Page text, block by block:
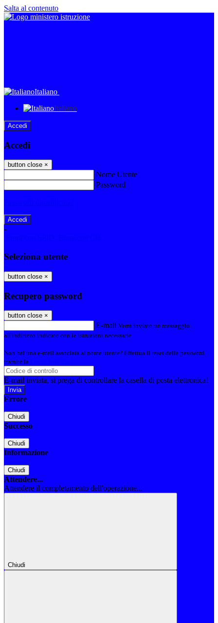
Salta al contenuto
Italiano
Italiano
Accedi
Accedi
button close ×
Nome Utente
Password
-
Seleziona utente
button close ×
Recupero password
button close ×
E-mail Verrà inviato un messaggio
all'indirizzo indicato con le istruzioni necessarie.
Non hai una e-mail associata al nome utente? Effettua il reset della password
tramite la
E-mail inviata, si prega di controllare la casella di posta elettronica!
Errore
Chiudi
Successo
Chiudi
Informazione
Chiudi
Attendere...
Attendere il completamento dell'operazione...
Chiudi